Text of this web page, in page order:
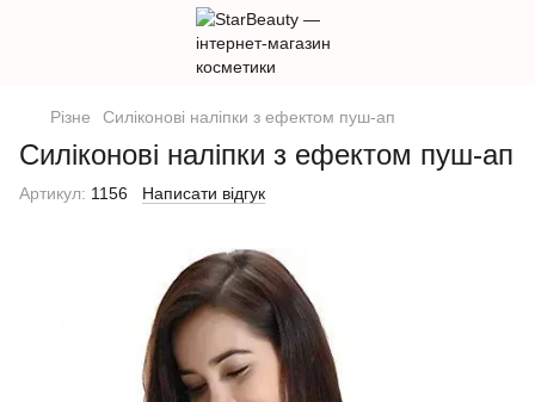
Різне Силіконові наліпки з ефектом пуш-ап
Силіконові наліпки з ефектом пуш-ап
Артикул: 1156 Написати відгук